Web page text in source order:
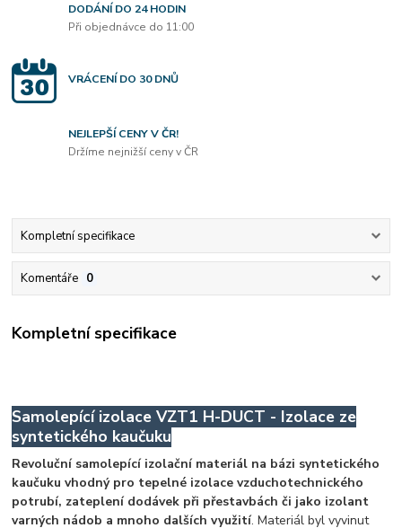
DODÁNÍ DO 24 HODIN
Při objednávce do 11:00
VRÁCENÍ DO 30 DNŮ
NEJLEPŠÍ CENY V ČR!
Držíme nejnižší ceny v ČR
Kompletní specifikace
Komentáře 0
Kompletní specifikace
Samolepící izolace VZT1 H-DUCT - Izolace ze
syntetického kaučuku
Revoluční samolepící izolační materiál na bázi syntetického
kaučuku vhodný pro tepelné izolace vzduchotechnického
potrubí, zateplení dodávek při přestavbách či jako izolant
varných nádob a mnoho dalších využití. Materiál byl vyvinut